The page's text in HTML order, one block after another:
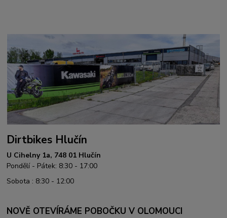
Dirtbikes Hlučín
U Cihelny 1a, 748 01 Hlučín
Pondělí - Pátek: 8:30 - 17:00
Sobota : 8:30 - 12:00
NOVĚ OTEVÍRÁME POBOČKU V OLOMOUCI